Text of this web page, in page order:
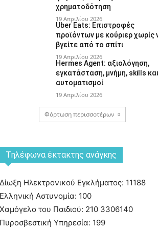
χρηματοδότηση
19 Απριλίου 2026
Uber Eats: Επιστροφές
προϊόντων με κούριερ χωρίς
βγείτε από το σπίτι
19 Απριλίου 2026
Hermes Agent: αξιολόγηση,
εγκατάσταση, μνήμη, skills
αυτοματισμοί
19 Απριλίου 2026
Φόρτωση περισσοτέρων
Tηλέφωνα έκτακτης ανάγκης
Δίωξη Ηλεκτρονικού Εγκλήματος: 11188
Ελληνική Αστυνομία: 100
Χαμόγελο του Παιδιού: 210 3306140
Πυροσβεστική Υπηρεσία: 199